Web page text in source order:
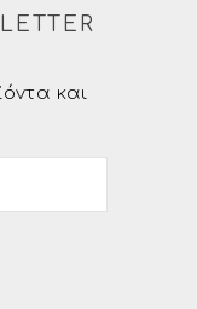
και